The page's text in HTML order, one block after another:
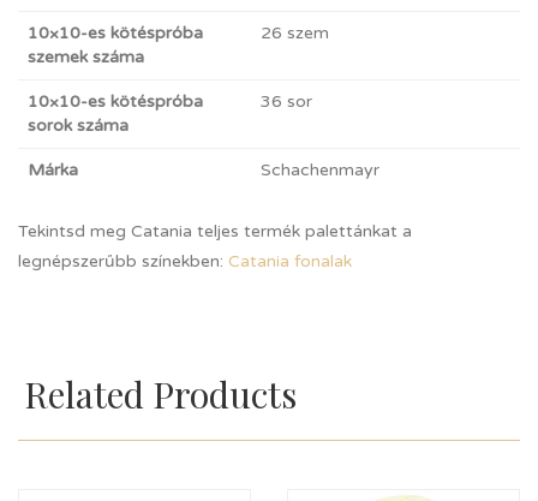
10×10-es kötéspróba
szemek száma
26 szem
10×10-es kötéspróba
sorok száma
36 sor
Márka Schachenmayr
Tekintsd meg Catania teljes termék palettánkat a
legnépszerűbb színekben: Catania fonalak
Related Products